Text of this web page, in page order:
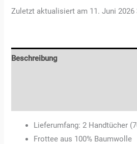
Zuletzt aktualisiert am 11. Juni 2026
Beschreibung
Lieferumfang: 2 Handtücher
Frottee aus 100% Baumwolle